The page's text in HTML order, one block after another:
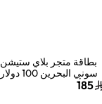
بطاقة متجر بلاي ستيشن
سوني البحرين 100 دولار
أمريكي إرسال الكود185